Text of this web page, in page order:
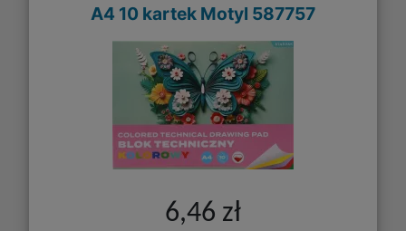
A4 10 kartek Motyl 587757
6,46 zł